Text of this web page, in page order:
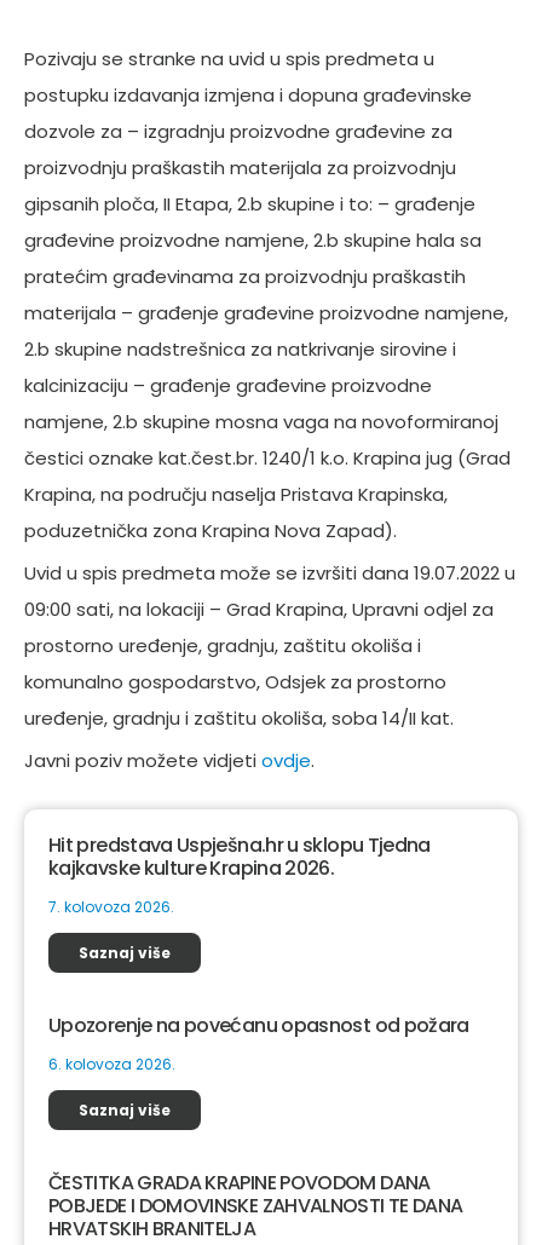
Pozivaju se stranke na uvid u spis predmeta u
postupku izdavanja izmjena i dopuna građevinske
dozvole za – izgradnju proizvodne građevine za
proizvodnju praškastih materijala za proizvodnju
gipsanih ploča, II Etapa, 2.b skupine i to: – građenje
građevine proizvodne namjene, 2.b skupine hala sa
pratećim građevinama za proizvodnju praškastih
materijala – građenje građevine proizvodne namjene,
2.b skupine nadstrešnica za natkrivanje sirovine i
kalcinizaciju – građenje građevine proizvodne
namjene, 2.b skupine mosna vaga na novoformiranoj
čestici oznake kat.čest.br. 1240/1 k.o. Krapina jug (Grad
Krapina, na području naselja Pristava Krapinska,
poduzetnička zona Krapina Nova Zapad).
Uvid u spis predmeta može se izvršiti dana 19.07.2022 u
09:00 sati, na lokaciji – Grad Krapina, Upravni odjel za
prostorno uređenje, gradnju, zaštitu okoliša i
komunalno gospodarstvo, Odsjek za prostorno
uređenje, gradnju i zaštitu okoliša, soba 14/II kat.
Javni poziv možete vidjeti ovdje.
Hit predstava Uspješna.hr u sklopu Tjedna
kajkavske kulture Krapina 2026.
7. kolovoza 2026.
Saznaj više
Upozorenje na povećanu opasnost od požara
6. kolovoza 2026.
Saznaj više
ČESTITKA GRADA KRAPINE POVODOM DANA
POBJEDE I DOMOVINSKE ZAHVALNOSTI TE DANA
HRVATSKIH BRANITELJA